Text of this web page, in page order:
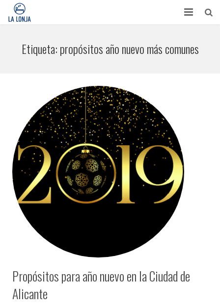
CONTACTO
APARTAMENTOS
Etiqueta:propósitos año nuevo más comunes
Propósitos para año nuevo en la Ciudad de
Alicante